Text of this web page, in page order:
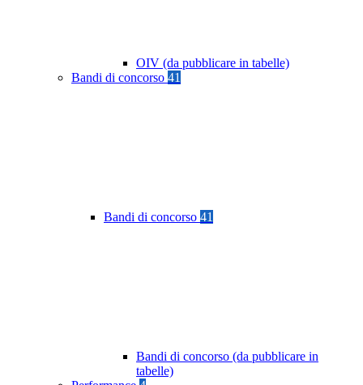
OIV (da pubblicare in tabelle)
Bandi di concorso 41
Bandi di concorso 41
Bandi di concorso (da pubblicare in
tabelle)